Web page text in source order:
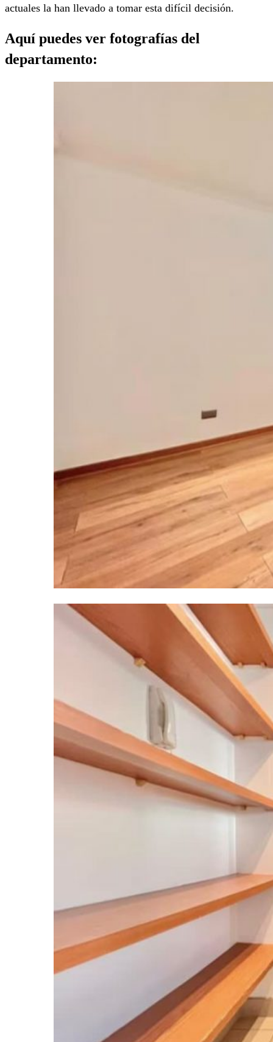
actuales la han llevado a tomar esta difícil decisión.
Aquí puedes ver fotografías del
departamento: